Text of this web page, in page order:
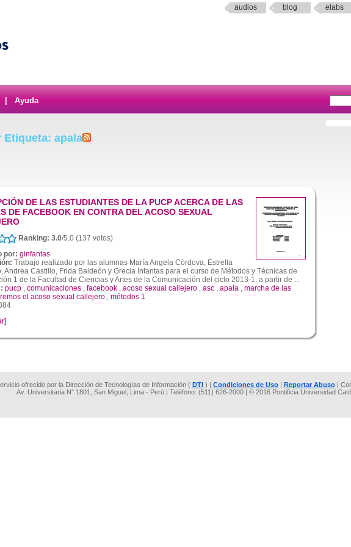
audios blog elabs
Ayuda
Etiqueta: apala
DE LAS ESTUDIANTES DE LA PUCP ACERCA DE LAS
DE FACEBOOK EN CONTRA DEL ACOSO SEXUAL
Ranking: 3.0/5.0 (137 votos)
por: ginfantas
Trabajo realizado por las alumnas María Angela Córdova, Estrella
Andrea Castillo, Frida Baldeón y Grecia Infantas para el curso de Métodos y Técnicas de
1 de la Facultad de Ciencias y Artes de la Comunicación del ciclo 2013-1, a partir de ...
pucp , comunicaciones , facebook , acoso sexual callejero , asc , apala , marcha de las
el acoso sexual callejero , métodos 1
ofrecido por la Dirección de Tecnologías de Información ( DTI) | Condiciones de Uso| Reportar Abuso|
Av. Universitaria N° 1801, San Miguel, Lima - Perú | Teléfono: (511) 626-2000 | © 2016 Pontificia Universidad